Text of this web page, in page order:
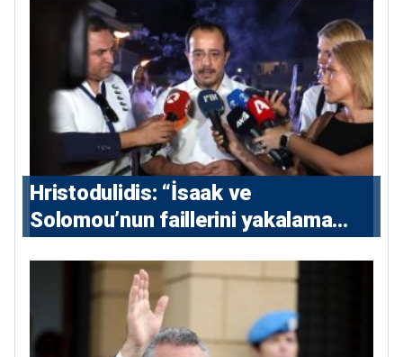
Hristodulidis: “İsaak ve
Solomou’nun faillerini yakalama
ve 5 uluslararası tutuklama emri
çıkarıldı”